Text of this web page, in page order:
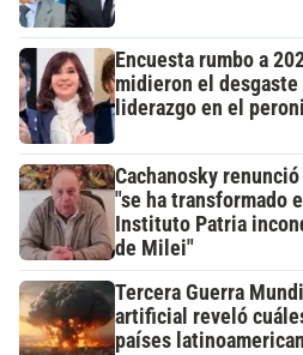
Encuesta rumbo a
midieron el
liderazgo en el
Cachanosky
"se ha transformado
Instituto Patria
de Milei"
Tercera Guerra
artificial reveló
países